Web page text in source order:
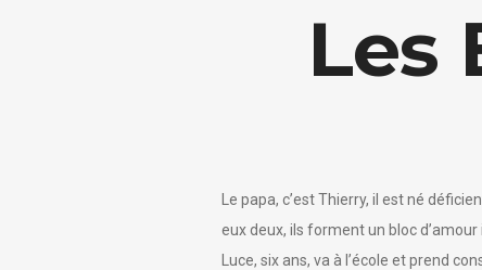
Les
Le papa, c’est Thierry, il est né
eux deux, ils forment un bloc
Luce, six ans, va à l’école et prend